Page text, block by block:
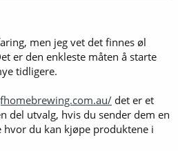
men jeg vet det finnes øl
er den enkleste måten å starte
tidligere.
det er et
del utvalg, hvis du sender dem en
hvor du kan kjøpe produktene i